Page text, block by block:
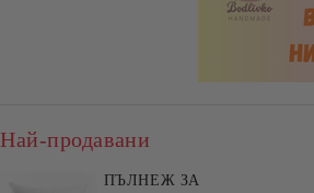
Калъфка за възглавница ,
Най-продавани
ПЪЛНЕЖ ЗА